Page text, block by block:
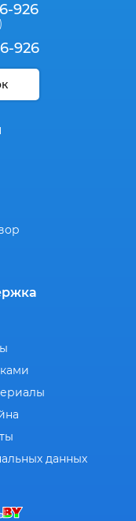
926
926
данных